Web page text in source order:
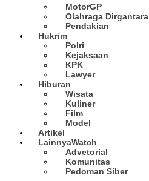
MotorGP
Olahraga Dirgantara
Pendakian
Hukrim
Polri
Kejaksaan
KPK
Lawyer
Hiburan
Wisata
Kuliner
Film
Model
Artikel
LainnyaWatch
Advetorial
Komunitas
Pedoman Siber